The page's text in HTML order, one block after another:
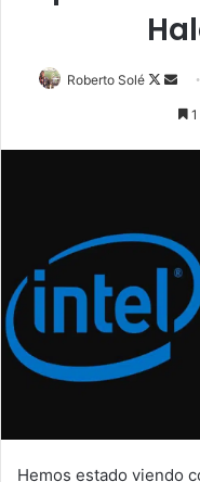
Roberto Solé
Follow
an
Hemos estado viendo